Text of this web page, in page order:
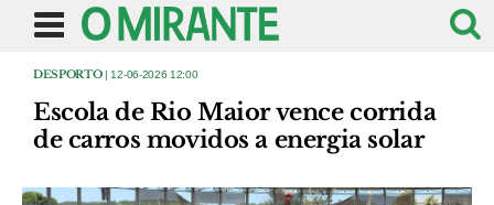
DESPORTO| 12-06-2026 12:00
Escola de Rio Maior vence corrida
de carros movidos a energia solar